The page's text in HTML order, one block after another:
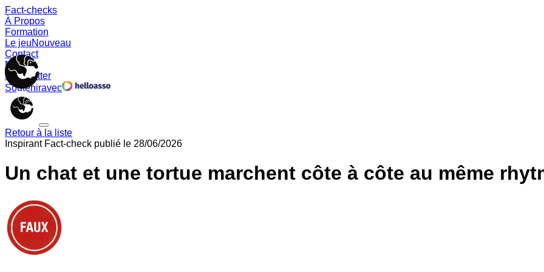
Fact-checks
À Propos
Formation
Le jeuNouveau
Contact
Memes
Newsletter
Souteniravec
Retour à la liste
InspirantFact-check publié le 28/06/2026
Un chat et une tortue marchent côte à côte au même